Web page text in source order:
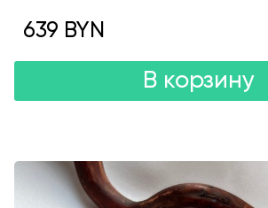
639 BYN
В корзину